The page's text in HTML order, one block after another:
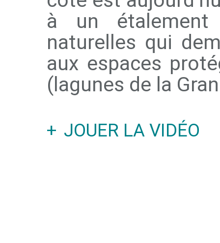
à un étalement
naturelles qui
aux espaces
(lagunes de la
JOUER LA VIDÉO